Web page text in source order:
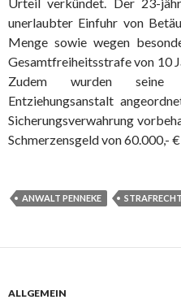
unerlaubter Einfuhr von
Menge sowie wegen
Gesamtfreiheitsstrafe von 10
Zudem wurden
Entziehungsanstalt
Sicherungsverwahrung
Schmerzensgeld von 60.000,-
ANWALT PENNEKE
ALLGEMEIN